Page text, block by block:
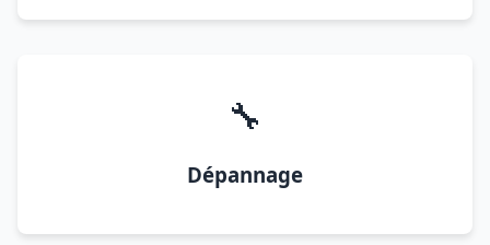
🔧
Dépannage